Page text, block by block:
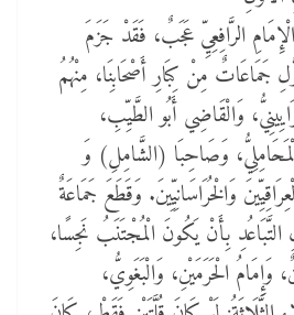
الرَّافِعِيِّ عَجَبٌ، فَقَدْ جَزَمَ
مِنْ كِبَارِ أَصْحَابِنَا، مِنْهُمُ
وَالْقَاضِي أَبُو الطَّيِّبِ،
وَصَاحِبَا (الشَّامِلِ) وَ
وَالْخُرَاسَانِيِّينَ. وَقَطَعَ جَمَاعَةٌ
التَّبَاعُدِ بِأَنْ يَكُونَ الْمُجْتَنَبُ نَجِسًا،
الْحَرَمَيْنِ، وَالْبَغَوِيُّ،